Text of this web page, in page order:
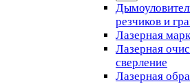
резчиков и
Лазерная
Лазерная
сверление
Лазерная